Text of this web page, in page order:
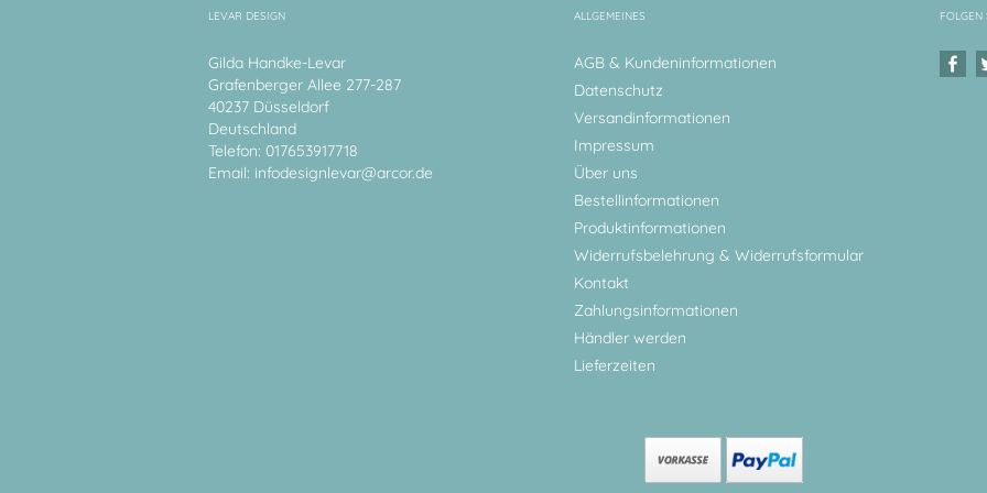
LEVAR DESIGN
Gilda Handke-Levar
Grafenberger Allee 277-287
40237 Düsseldorf
Deutschland
Telefon: 017653917718
Email: infodesignlevar@arcor.de
ALLGEMEINES
AGB & Kundeninformationen
Datenschutz
Versandinformationen
Impressum
Über uns
Bestellinformationen
Produktinformationen
Widerrufsbelehrung & Widerrufsformular
Kontakt
Zahlungsinformationen
Händler werden
Lieferzeiten
FOLGEN